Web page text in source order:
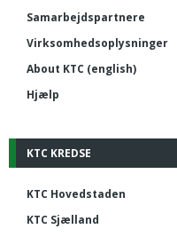
Samarbejdspartnere
Virksomhedsoplysninger
About KTC (english)
Hjælp
KTC KREDSE
KTC Hovedstaden
KTC Sjælland